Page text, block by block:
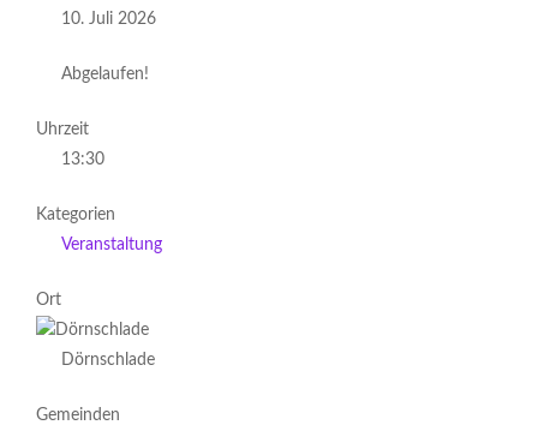
10. Juli 2026
Abgelaufen!
Uhrzeit
13:30
Kategorien
Veranstaltung
Ort
Dörnschlade
Gemeinden